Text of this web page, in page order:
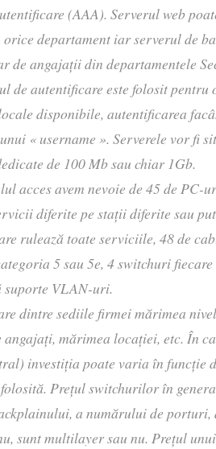
(AAA). Serverul web
departament iar serverul de
de angajaţii din departamentele
de autentificare este folosit pentru
disponibile, autentificarea
« username ». Serverele vor fi
de 100 Mb sau chiar 1Gb.
acces avem nevoie de 45 de PC-
diferite pe staţii diferite sau
rulează toate serviciile, 48 de
5 sau 5e, 4 switchuri
suporte VLAN-uri.
dintre sediile firmei mărimea
mărimea locaţiei, etc. În
investiţia poate varia în funcţie
Preţul switchurilor în
a numărului de porturi,
sunt multilayer sau nu. Preţul